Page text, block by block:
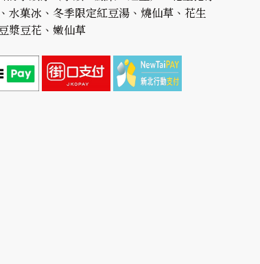
水菓冰、冬季限定紅豆湯、燒仙草、花生
漿豆花、嫩仙草